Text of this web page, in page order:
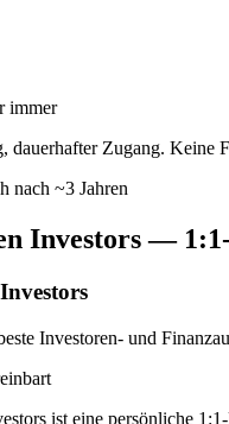
immer
dauerhafter Zugang. Keine
nach ~3 Jahren
Investors —
Investoren- und
ist eine persönliche